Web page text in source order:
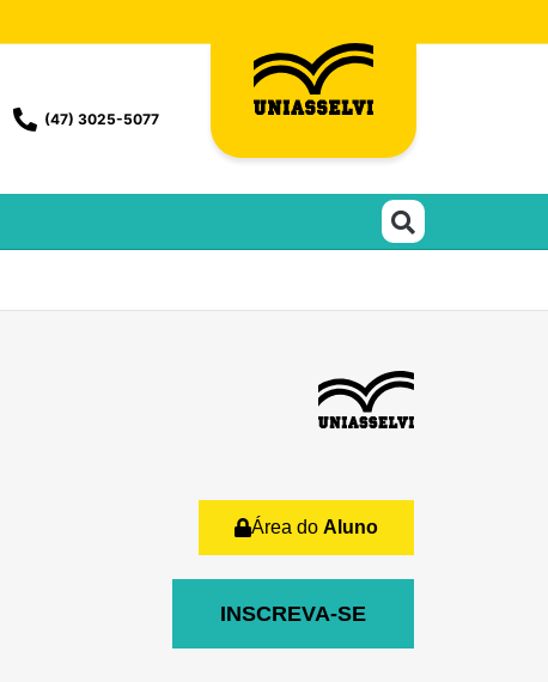
(47) 3025-5077
Área do Aluno
INSCREVA-SE